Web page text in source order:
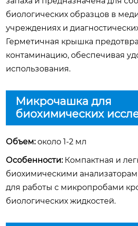
биологических образцов в
учреждениях и
Герметичная крышка
контаминацию, обеспечивая
использования.
Микрочашка для
биохимических
Объем:около 1-2 мл
Особенности:Компактная и
биохимическими
для работы с микропробами
биологических жидкостей.